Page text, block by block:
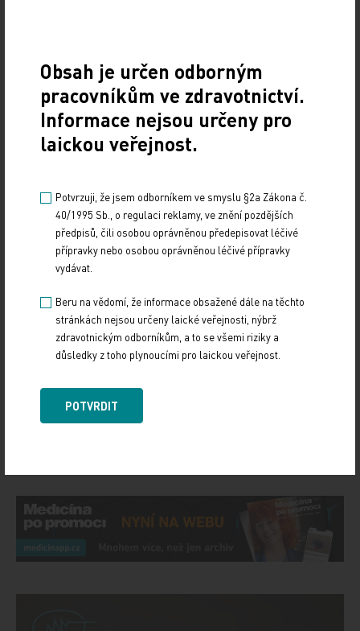
ovlivnění nočních hypoglykémií,“ řekl prof. Riddle.
„Pokud mám závěry studie EDITION 1 shrnout, tak
u diabetiků II. typu, kteří potřebují vyšší dávky
bazálního inzulinu, je Gla‑300 stejně efektivní jako
Gla‑100, pokud jde o kontrolu glykémie, jeho
hypoglykémie. Na konci letošního roku budou
prezentovány výsledky studie EDITION II, která
bude hodnotit výsledky léčby u pacientů s
diabetem 2. typu, kterým byl inzulin glargin U300
podáván v kombinaci s PAD,“ zakončil svou
prezentaci prof. Riddle.
Zdroj: Medical Tribune
IMPORT: TITULY
Obsah je určen odborným
pracovníkům ve zdravotnictví.
Informace nejsou určeny pro
laickou veřejnost.
Potvrzuji, že jsem odborníkem ve smyslu §2a Zákona č.
40/1995 Sb., o regulaci reklamy, ve znění pozdějších
předpisů, čili osobou oprávněnou předepisovat léčivé
přípravky nebo osobou oprávněnou léčivé přípravky
vydávat.
Beru na vědomí, že informace obsažené dále na těchto
stránkách nejsou určeny laické veřejnosti, nýbrž
zdravotnickým odborníkům, a to se všemi riziky a
důsledky z toho plynoucími pro laickou veřejnost.
POTVRDIT